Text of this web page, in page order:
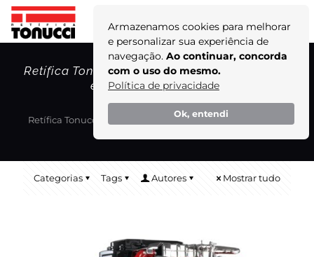
Armazenamos cookies para melhorar
e personalizar sua experiência de
navegação. Ao continuar, concorda
com o uso do mesmo.
Política de privacidade
Ok, entendi
Retífica Tonucci: especialização excepcional
em motores Cummins!
Home
Blog
Retífica Tonucci: especialização excepcional em motores
Categorias Tags Autores Mostrar tudo